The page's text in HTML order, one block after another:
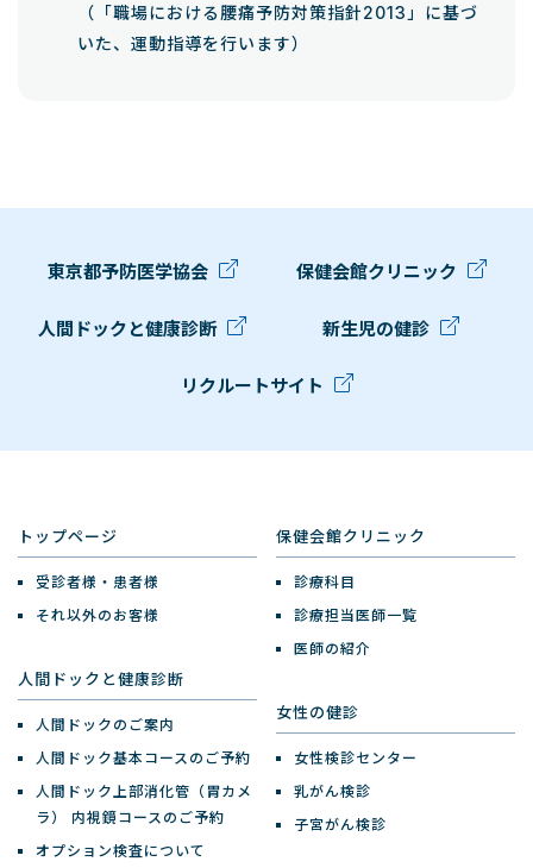
（「職場における腰痛予防対策指針2013」に基づ
いた、運動指導を行います）
東京都予防医学協会 保健会館クリニック
人間ドックと健康診断 新生児の健診
リクルートサイト
トップページ
受診者様・患者様
それ以外のお客様
人間ドックと健康診断
人間ドックのご案内
人間ドック基本コースのご予約
人間ドック上部消化管（胃カメ
ラ）
内視鏡コースのご予約
オプション検査について
保健会館クリニック
診療科目
診療担当医師一覧
医師の紹介
女性の健診
女性検診センター
乳がん検診
子宮がん検診